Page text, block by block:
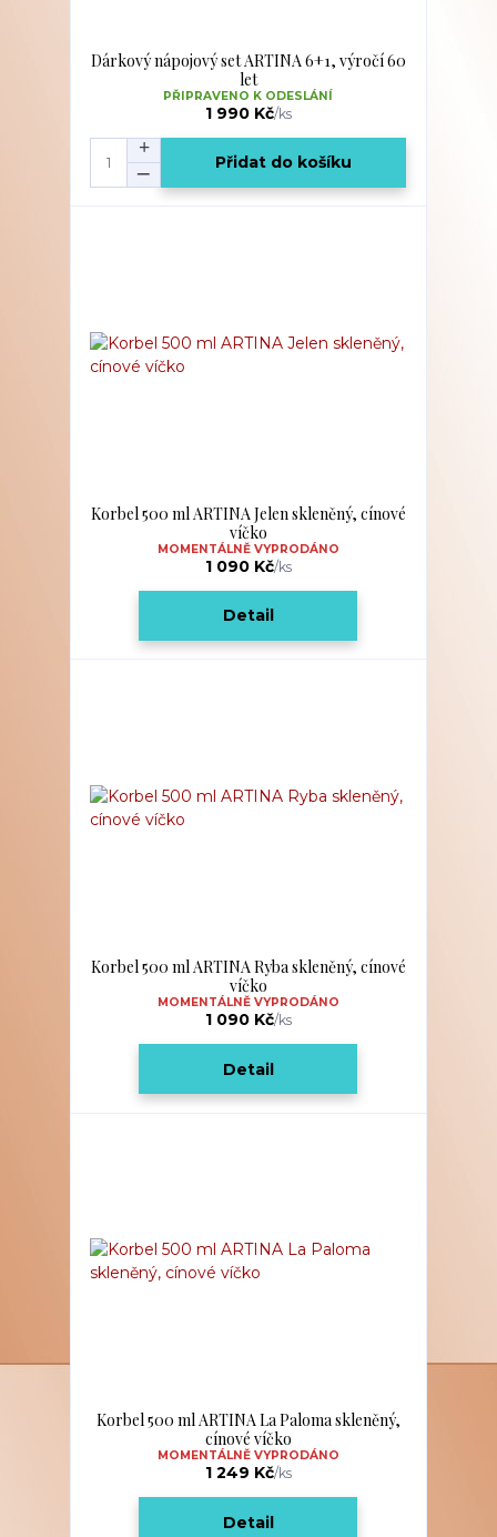
Dárkový nápojový set ARTINA 6+1, výročí 60
let
1 990 Kč/ks
PŘIPRAVENO K ODESLÁNÍ
Přidat do košíku
Korbel 500 ml ARTINA Jelen skleněný, cínové
víčko
1 090 Kč/ks
MOMENTÁLNĚ VYPRODÁNO
Detail
Korbel 500 ml ARTINA Ryba skleněný, cínové
víčko
1 090 Kč/ks
MOMENTÁLNĚ VYPRODÁNO
Detail
Korbel 500 ml ARTINA La Paloma skleněný,
cínové víčko
1 249 Kč/ks
MOMENTÁLNĚ VYPRODÁNO
Detail